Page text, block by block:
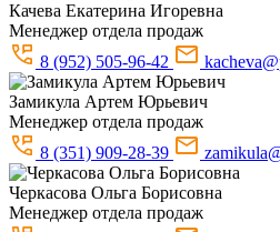
Качева Екатерина Игоревна
Менеджер отдела продаж
8 (952) 505-96-42
Замикула Артем Юрьевич
Менеджер отдела продаж
8 (351) 909-28-39
Черкасова Ольга Борисовна
Менеджер отдела продаж